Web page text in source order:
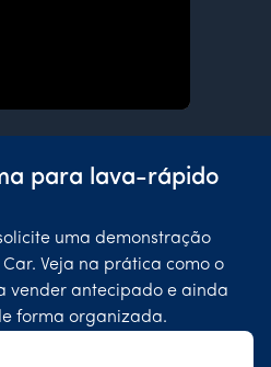
para lava-rápido
uma demonstração
Veja na prática como o
vender antecipado e ainda
forma organizada.